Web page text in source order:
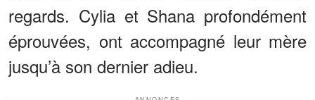
regards. Cylia et Shana profondément
éprouvées, ont accompagné leur mère
jusqu’à son dernier adieu.